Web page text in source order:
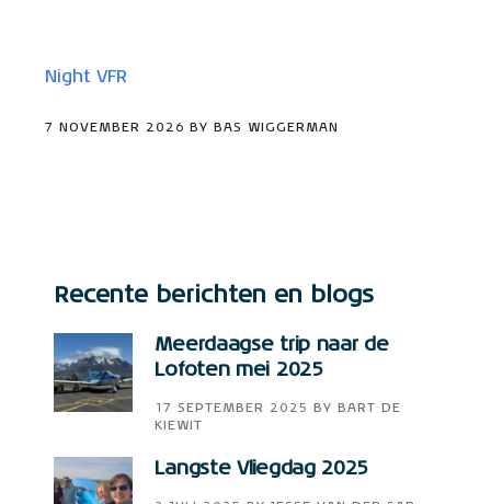
Night VFR
7 NOVEMBER 2026 BY BAS WIGGERMAN
Recente berichten en blogs
Meerdaagse trip naar de
Lofoten mei 2025
17 SEPTEMBER 2025 BY
BART DE
KIEWIT
Langste Vliegdag 2025